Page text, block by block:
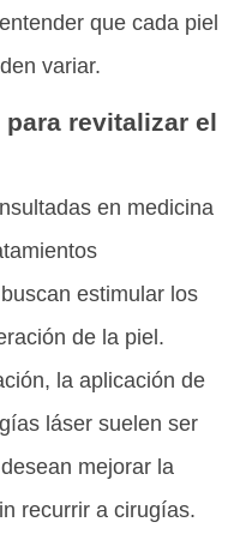
que cada piel
variar.
revitalizar el
en medicina
estimular los
de la piel.
la aplicación de
láser suelen ser
mejorar la
recurrir a cirugías.